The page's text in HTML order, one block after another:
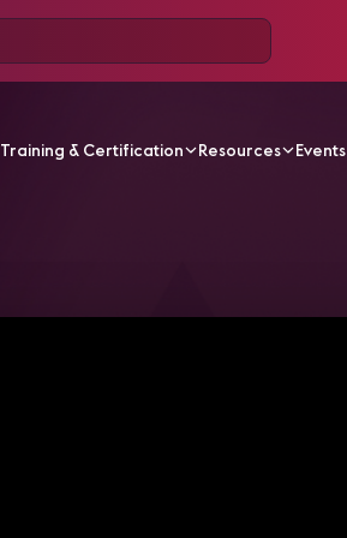
Training & Certification Resources Events